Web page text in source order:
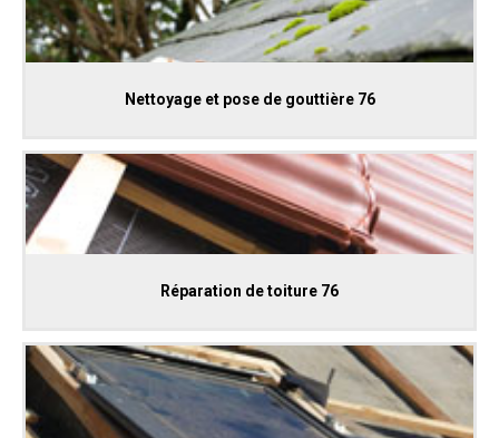
Nettoyage et pose de gouttière 76
Réparation de toiture 76